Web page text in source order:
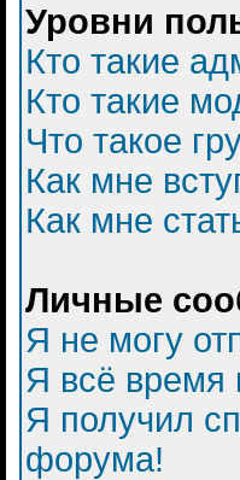
Уровни
Кто такие
Кто такие
Что такое
Как мне
Как мне
Личные
Я не могу
Я всё время
Я получил
форума!